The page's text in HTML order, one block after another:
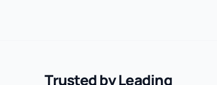
Trusted by Leading